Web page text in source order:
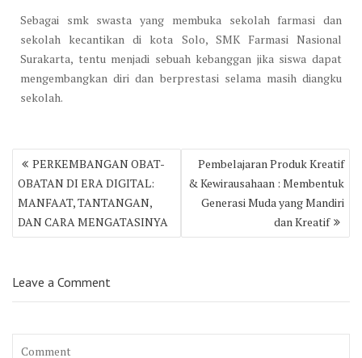
Sebagai smk swasta yang membuka sekolah farmasi dan
sekolah kecantikan di kota Solo, SMK Farmasi Nasional
Surakarta, tentu menjadi sebuah kebanggan jika siswa dapat
mengembangkan diri dan berprestasi selama masih diangku
sekolah.
Post
navigation
PERKEMBANGAN OBAT-
OBATAN DI ERA DIGITAL:
MANFAAT, TANTANGAN,
DAN CARA MENGATASINYA
Pembelajaran Produk Kreatif
& Kewirausahaan : Membentuk
Generasi Muda yang Mandiri
dan Kreatif
Leave a Comment